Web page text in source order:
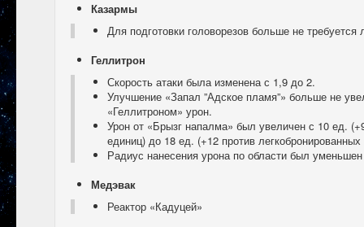
Казармы
Для подготовки головорезов больше не требуется
Геллитрон
Скорость атаки была изменена с 1,9 до 2.
Улучшение «Запал ”Адское пламя”» больше не
«Геллитроном» урон.
Урон от «Брызг напалма» был увеличен с 10 ед.
единиц) до 18 ед. (+12 против
Радиус нанесения урона по области был
Медэвак
Реактор «Кадуцей»